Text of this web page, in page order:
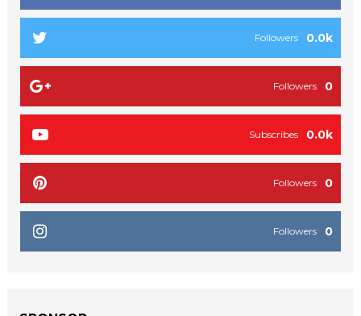
0.0k
Followers
0
Followers
0.0k
Subscribes
0
Followers
0
Followers